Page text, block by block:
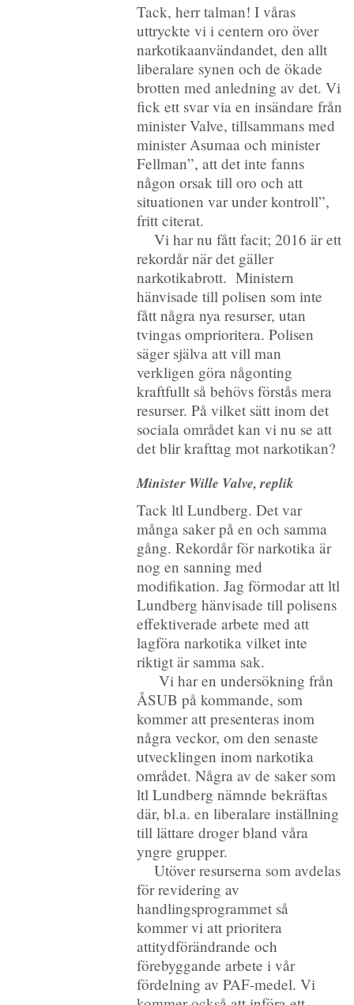
Tack, herr talman! I våras
uttryckte vi i centern oro över
narkotikaanvändandet, den allt
liberalare synen och de ökade
brotten med anledning av det. Vi
fick ett svar via en insändare från
minister Valve, tillsammans med
minister Asumaa och minister
Fellman”, att det inte fanns
någon orsak till oro och att
situationen var under kontroll”,
fritt citerat.
Vi har nu fått facit; 2016 är ett
rekordår när det gäller
narkotikabrott. Ministern
hänvisade till polisen som inte
fått några nya resurser, utan
tvingas omprioritera. Polisen
säger själva att vill man
verkligen göra någonting
kraftfullt så behövs förstås mera
resurser. På vilket sätt inom det
sociala området kan vi nu se att
det blir krafttag mot narkotikan?
Minister Wille Valve, replik
Tack ltl Lundberg. Det var
många saker på en och samma
gång. Rekordår för narkotika är
nog en sanning med
modifikation. Jag förmodar att ltl
Lundberg hänvisade till polisens
effektiverade arbete med att
lagföra narkotika vilket inte
riktigt är samma sak.
Vi har en undersökning från
ÅSUB på kommande, som
kommer att presenteras inom
några veckor, om den senaste
utvecklingen inom narkotika
området. Några av de saker som
ltl Lundberg nämnde bekräftas
där, bl.a. en liberalare inställning
till lättare droger bland våra
yngre grupper.
Utöver resurserna som avdelas
för revidering av
handlingsprogrammet så
kommer vi att prioritera
attitydförändrande och
förebyggande arbete i vår
fördelning av PAF-medel. Vi